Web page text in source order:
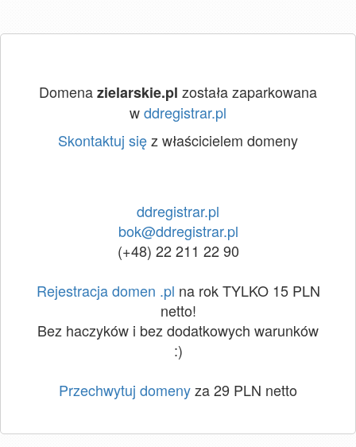
Domenazielarskie.pl została zaparkowana
wddregistrar.pl
Skontaktuj sięz właścicielem domeny
ddregistrar.pl
bok@ddregistrar.pl
(+48) 22 211 22 90
Rejestracja domen .pl na rok TYLKO 15 PLN
netto!
Bez haczyków i bez dodatkowych warunków
:)
Przechwytuj domenyza 29 PLN netto